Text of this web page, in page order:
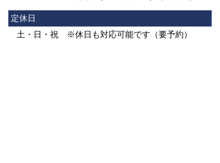
定休日
土・日・祝 ※休日も対応可能です（要予約）